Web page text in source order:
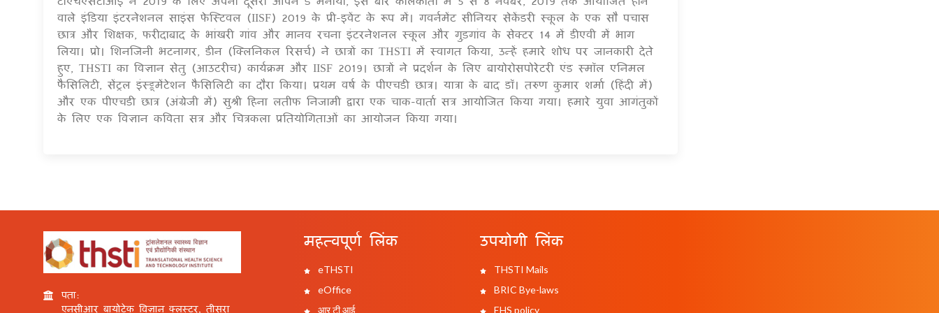
वाले इंडिया इंटरनेशनल साइंस फेस्टिवल (IISF) 2019 के प्री-इवेंट के रूप में। गवर्नमेंट सीनियर सेकेंडरी स्कूल के एक सौ पचास
छात्र और शिक्षक, फरीदाबाद के भांखरी गांव और मानव रचना इंटरनेशनल स्कूल और गुड़गांव के सेक्टर 14 में डीएवी में भाग
लिया। प्रो। शिनजिनी भटनागर, डीन (क्लिनिकल रिसर्च) ने छात्रों का THSTI में स्वागत किया, उन्हें हमारे शोध पर जानकारी देते
हुए, THSTI का विज्ञान सेतु (आउटरीच) कार्यक्रम और IISF 2019। छात्रों ने प्रदर्शन के लिए बायोरोसपोरेटरी एंड स्मॉल एनिमल
फैसिलिटी, सेंट्रल इंस्ट्रूमेंटेशन फैसिलिटी का दौरा किया। प्रथम वर्ष के पीएचडी छात्र। यात्रा के बाद डॉ। तरुण कुमार शर्मा (हिंदी में)
और एक पीएचडी छात्र (अंग्रेजी में) सुश्री हिना लतीफ निजामी द्वारा एक चाक-वार्ता सत्र आयोजित किया गया। हमारे युवा आगंतुकों
के लिए एक विज्ञान कविता सत्र और चित्रकला प्रतियोगिताओं का आयोजन किया गया।
पता:
एनसीआर बायोटेक विज्ञान क्लस्टर, तीसरा
महत्वपूर्ण लिंक
eTHSTI
eOffice
आर टी आई
उपयोगी लिंक
THSTI Mails
BRIC Bye-laws
EHS policy